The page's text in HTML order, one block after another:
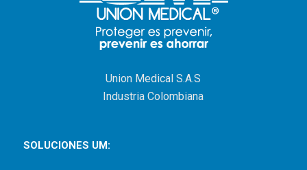
Union Medical S.A.S
Industria Colombiana
SOLUCIONES UM: